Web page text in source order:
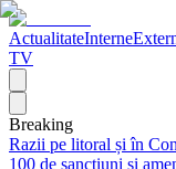
ActualitateInterne
TV
Breaking
Razii pe litoral și în
100 de sancțiuni și